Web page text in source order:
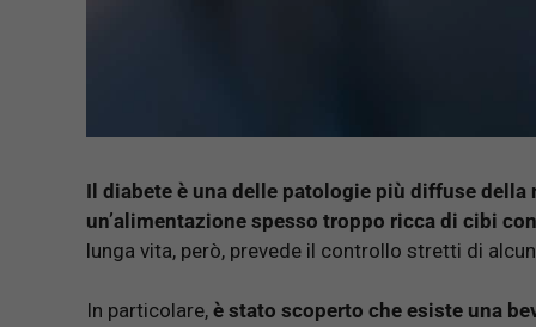
Il diabete è una delle patologie più diffuse
un’alimentazione spesso troppo ricca di cibi
lunga vita, però, prevede il controllo stretti di
In particolare, è stato scoperto che esiste una